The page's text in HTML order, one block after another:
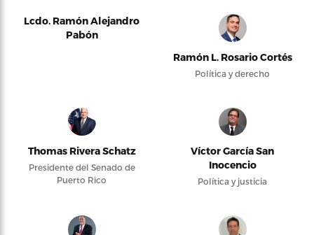
Lcdo. Ramón Alejandro
Pabón
Ramón L. Rosario Cortés
Política y derecho
Thomas Rivera Schatz
Presidente del Senado de
Puerto Rico
Víctor García San
Inocencio
Política y justicia